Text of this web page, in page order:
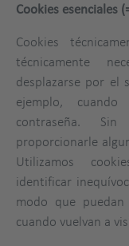
Cookies esenciales
Cookies
técnicamente
desplazarse por
ejemplo,
contraseña.
proporcionarle
Utilizamos
identificar
modo que
cuando vuelvan a